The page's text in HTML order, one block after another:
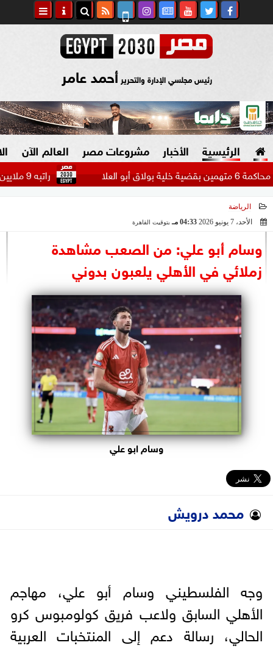
رئيس مجلسي الإدارة والتحرير أحمد عامر
الرئيسية الأخبار
السياسة
الرئاسة
البرلمان
الوزارات
الأحزاب
مشروعات مصر العالم الآن
راتبه 9 ملايين دولار.. بيراميدز يتحرك لضم مهاجم الاتحاد السعودي...
الرياضة
الأحد، 7 يونيو 2026
04:33 مـ بتوقيت القاهرة
وسام أبو علي: من الصعب مشاهدة
زملائي في الأهلي يلعبون بدوني
وسام ابو علي
محمد درويش
وجه الفلسطيني وسام أبو علي، مهاجم
الأهلي السابق ولاعب فريق كولومبوس كرو
الحالي، رسالة دعم إلى المنتخبات العربية